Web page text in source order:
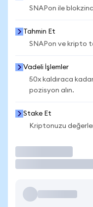
SNAPon ile
Tahmin Et
SNAPon ve kripto
Vadeli İşlemler
50x kaldıraca
pozisyon alın.
Stake Et
Kriptonuzu